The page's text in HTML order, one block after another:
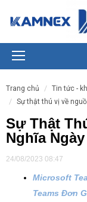
trang chủ tin tức -
sự thật thú vị về
Sự Thật
Nghĩa
24/08/2023 08:47
Microsoft
Teams Đơn